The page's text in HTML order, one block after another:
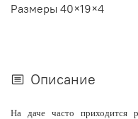
Размеры 40×19×4
Описание
На даче часто приходится